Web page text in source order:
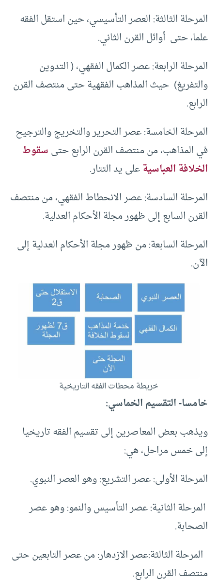
المرحلة الثالثة: العصر التأسيسي، حين استقل الفقه
علما، حتى أوائل القرن الثاني.
المرحلة الرابعة: عصر الكمال الفقهي، ( التدوين
والتفريغ) حيث المذاهب الفقهية حتى منتصف القرن
الرابع.
المرحلة الخامسة: عصر التحرير والتخريج والترجيح
في المذاهب، من منتصف القرن الرابع حتىسقوط
الخلافة العباسيةعلى يد التتار.
المرحلة السادسة: عصر الانحطاط الفقهي، من منتصف
القرن السابع إلى ظهور مجلة الأحكام العدلية.
المرحلة السابعة: من ظهور مجلة الأحكام العدلية إلى
الآن.
خريطة محطات الفقه التاريخية
خامسا- التقسيم الخماسي:
ويذهب بعض المعاصرين إلى تقسيم الفقه تاريخيا
إلى خمس مراحل، هي:
المرحلة الأولى: عصر التشريع: وهو العصر النبوي.
المرحلة الثانية: عصر التأسيس والنمو: وهو عصر
الصحابة.
المرحلة الثالثة:عصر الازدهار: من عصر التابعين حتى
منتصف القرن الرابع.